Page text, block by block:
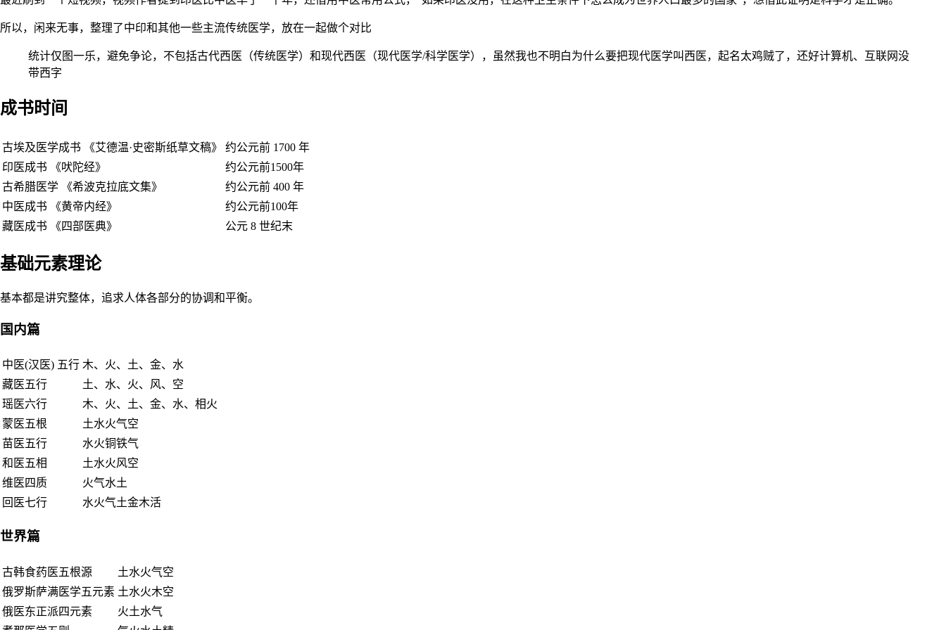
所以，闲来无事，整理了中印和其他一些主流传统医学，放在一起做个对比
统计仅图一乐，避免争论，不包括古代西医（传统医学）和现代西医（现代医学/科学医学），虽然我也不明白为什么要把现代医学叫西医，起名太鸡贼了，还好计算机、互联网没
带西字
成书时间
古埃及医学成书 《艾德温·史密斯纸草文稿》
约公元前 1700 年
印医成书 《吠陀经》
约公元前1500年
古希腊医学 《希波克拉底文集》
约公元前 400 年
中医成书 《黄帝内经》
约公元前100年
藏医成书 《四部医典》
公元 8 世纪末
基础元素理论
基本都是讲究整体，追求人体各部分的协调和平衡。
国内篇
中医(汉医) 五行 木、火、土、金、水
藏医五行
土、水、火、风、空
瑶医六行
木、火、土、金、水、相火
蒙医五根
土水火气空
苗医五行
水火铜铁气
和医五相
土水火风空
维医四质
火气水土
回医七行
水火气土金木活
世界篇
古韩食药医五根源
土水火气空
俄罗斯萨满医学五元素 土水火木空
俄医东正派四元素
火土水气